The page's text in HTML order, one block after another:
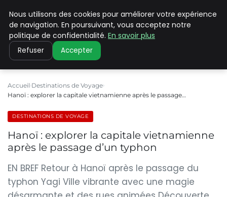
PILAT PATRIMOINES
Accueil Destinations de Voyage
Hanoï : explorer la capitale vietnamienne après le passage…
DESTINATIONS DE VOYAGE
Hanoï : explorer la capitale vietnamienne
après le passage d’un typhon
EN BREF Retour à Hanoï après le passage du
typhon Yagi Ville vibrante avec une magie
Nous utilisons des cookies pour améliorer votre expérience
de navigation. En poursuivant, vous acceptez notre
politique de confidentialité. En savoir plus
Refuser Accepter